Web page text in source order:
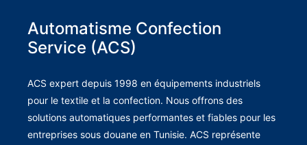
Automatisme Confection
Service (ACS)
ACS expert depuis 1998 en équipements industriels
pour le textile et la confection. Nous offrons des
solutions automatiques performantes et fiables pour les
entreprises sous douane en Tunisie. ACS représente